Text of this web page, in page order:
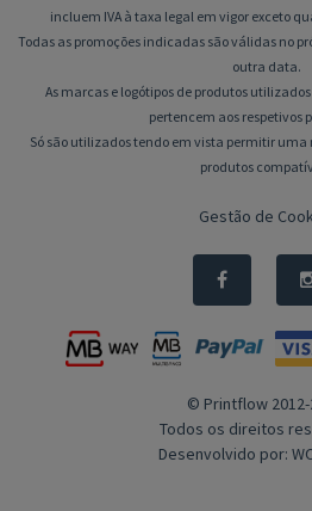
incluem IVA à taxa legal em vigor exceto
Todas as promoções indicadas são válidas no
outra data.
As marcas e logótipos de produtos
pertencem aos respetivos
Só são utilizados tendo em vista permitir
produtos
Gestão de
© Printflow 2012-
Todos os direitos
Desenvolvido por: